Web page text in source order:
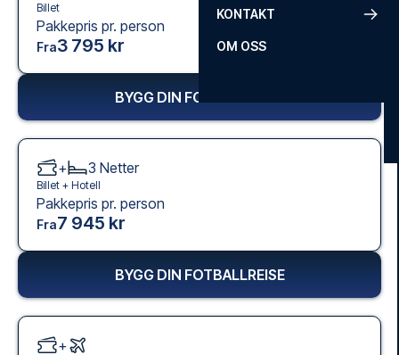
KONTAKT
OM OSS
Billet
Pakkepris pr. person
Fra3 795 kr
BYGG DIN FOTBALLREISE
+ 3 Netter
Billet + Hotell
Pakkepris pr. person
Fra7 945 kr
BYGG DIN FOTBALLREISE
+